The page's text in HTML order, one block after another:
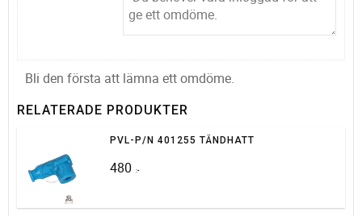
Bli den första att lämna ett omdöme.
RELATERADE PRODUKTER
PVL-P/N 401255 TÄNDHATT
480 :-